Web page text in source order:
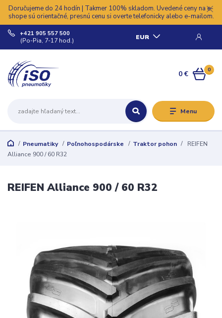
Doručujeme do 24 hodín | Takmer 100% skladom. Uvedené ceny na e-
shope sú orientačné, presnú cenu si overte telefonicky alebo e-mailom.
Menu
EUR
+421 905 557 500
(Po-Pia, 7-17 hod.)
0
0 €
Pneumatiky Poľnohospodárske Traktor pohon
REIFEN
Alliance 900 / 60 R32
REIFEN Alliance 900 / 60 R32